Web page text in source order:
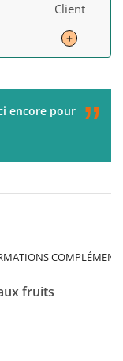
Client
+
livraison. Je
”
fruits